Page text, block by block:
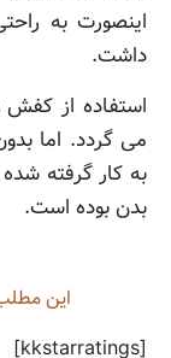
اینصورت به
داشت.
استفاده از
می گردد. اما
به کار گرفته
بدن بوده است.
این
[kkstarratings]